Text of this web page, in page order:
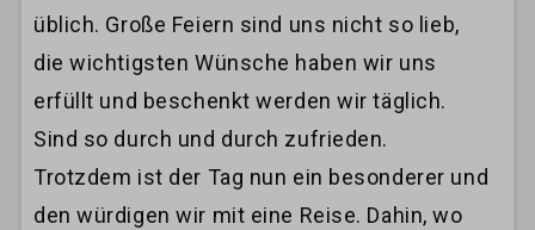
üblich. Große Feiern sind uns nicht so lieb,
die wichtigsten Wünsche haben wir uns
erfüllt und beschenkt werden wir täglich.
Sind so durch und durch zufrieden.
Trotzdem ist der Tag nun ein besonderer und
den würdigen wir mit eine Reise. Dahin, wo